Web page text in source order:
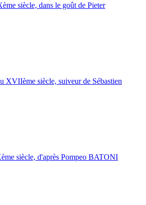
siècle, dans le goût de Pieter
siècle, suiveur de Sébastien
siècle, d'après Pompeo BATONI